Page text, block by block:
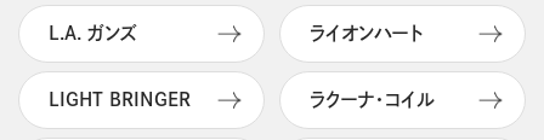
L.A. ガンズ ライオンハート
LIGHT BRINGER ラクーナ・コイル